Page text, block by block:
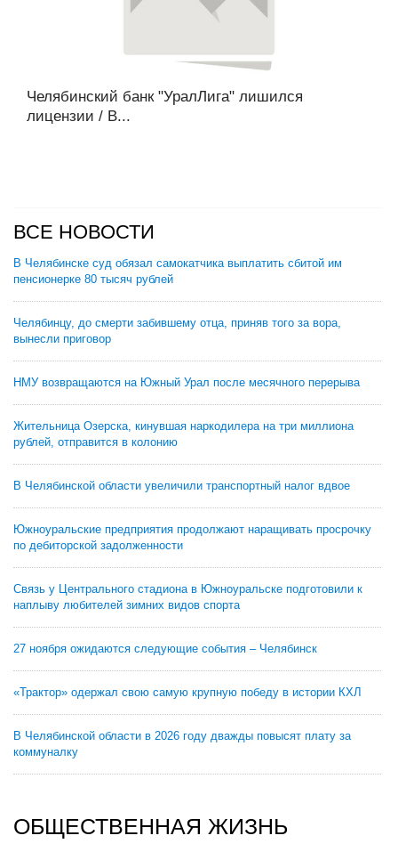
Челябинский банк "УралЛига" лишился
лицензии / В...
ВСЕ НОВОСТИ
В Челябинске суд обязал самокатчика выплатить сбитой им
пенсионерке 80 тысяч рублей
Челябинцу, до смерти забившему отца, приняв того за вора,
вынесли приговор
НМУ возвращаются на Южный Урал после месячного перерыва
Жительница Озерска, кинувшая наркодилера на три миллиона
рублей, отправится в колонию
В Челябинской области увеличили транспортный налог вдвое
Южноуральские предприятия продолжают наращивать просрочку
по дебиторской задолженности
Связь у Центрального стадиона в Южноуральске подготовили к
наплыву любителей зимних видов спорта
27 ноября ожидаются следующие события – Челябинск
«Трактор» одержал свою самую крупную победу в истории КХЛ
В Челябинской области в 2026 году дважды повысят плату за
коммуналку
ОБЩЕСТВЕННАЯ ЖИЗНЬ